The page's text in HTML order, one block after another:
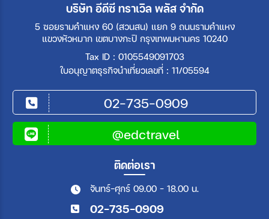
บริษัท อีดีซี ทราเวิล พลัส จำกัด
5 ซอยรามคำแหง 60 (สวนสน) แยก 9 ถนนรามคำแหง
แขวงหัวหมาก เขตบางกะปิ กรุงเทพมหานคร 10240
Tax ID : 0105549091703
ใบอนุญาตธุรกิจนำเที่ยวเลขที่ : 11/05594
02-735-0909
@edctravel
ติดต่อเรา
จันทร์-ศุกร์ 09.00 - 18.00 น.
02-735-0909